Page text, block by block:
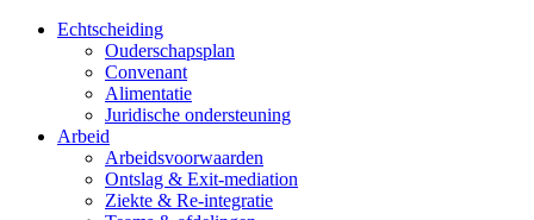
Echtscheiding
Ouderschapsplan
Convenant
Alimentatie
Juridische ondersteuning
Arbeid
Arbeidsvoorwaarden
Ontslag & Exit-mediation
Ziekte & Re-integratie